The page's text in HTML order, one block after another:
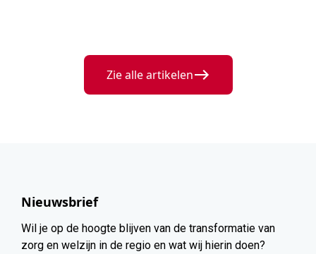
Zie alle artikelen
Nieuwsbrief
Wil je op de hoogte blijven van de transformatie van
zorg en welzijn in de regio en wat wij hierin doen?